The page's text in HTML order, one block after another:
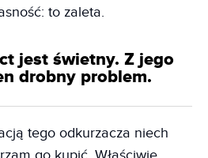
to zaleta.
jest świetny. Z jego
drobny problem.
tego odkurzacza niech